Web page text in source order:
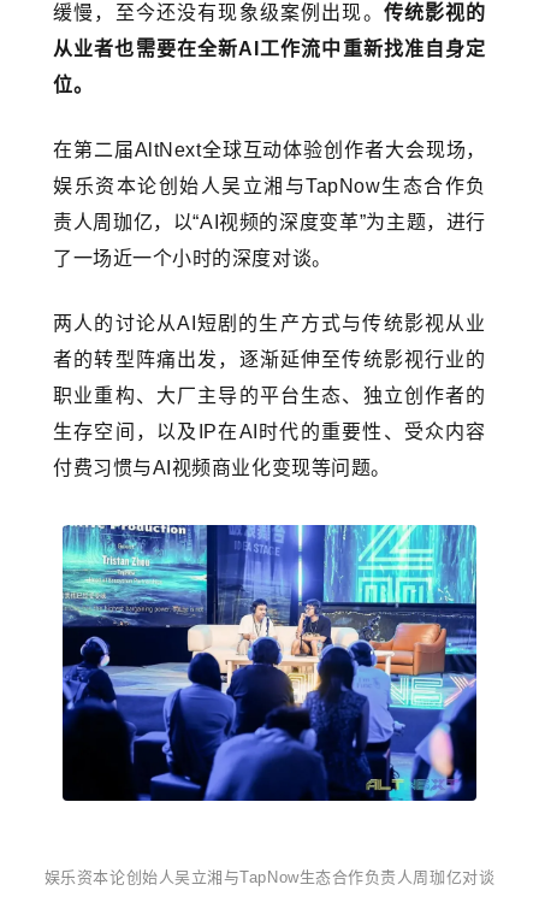
缓慢，至今还没有现象级案例出现。 传统影视的
从业者也需要在全新AI工作流中重新找准自身定
位。
在第二届AltNext全球互动体验创作者大会现场，
娱乐资本论创始人吴立湘与TapNow生态合作负
责人周珈亿，以“AI视频的深度变革”为主题，进行
了一场近一个小时的深度对谈。
两人的讨论从AI短剧的生产方式与传统影视从业
者的转型阵痛出发，逐渐延伸至传统影视行业的
职业重构、大厂主导的平台生态、独立创作者的
生存空间，以及IP在AI时代的重要性、受众内容
付费习惯与AI视频商业化变现等问题。
娱乐资本论创始人吴立湘与TapNow生态合作负责人周珈亿对谈